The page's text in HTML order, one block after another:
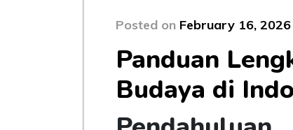
Posted on February 16, 2026
Panduan
Budaya di